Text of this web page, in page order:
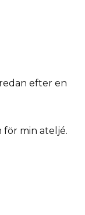
efter en
min ateljé.